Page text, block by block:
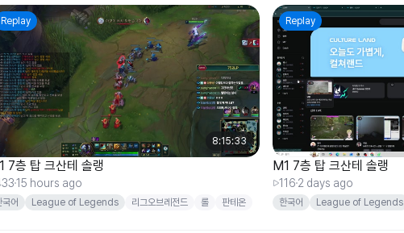
Replay
8:15:33
7층 탑 크산테 솔랭
15 hours ago
국어 League of Legends 리그오브레전드 롤
판테온
Replay
M1 7층 탑 크산테 솔랭
1162 days ago
한국어 League of Legends